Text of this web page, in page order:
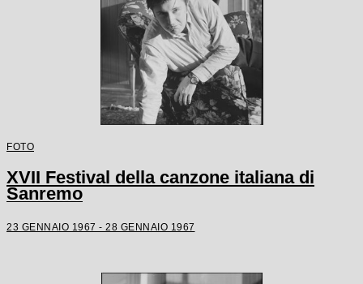
FOTO
XVII Festival della canzone italiana di
Sanremo
23 GENNAIO 1967 - 28 GENNAIO 1967